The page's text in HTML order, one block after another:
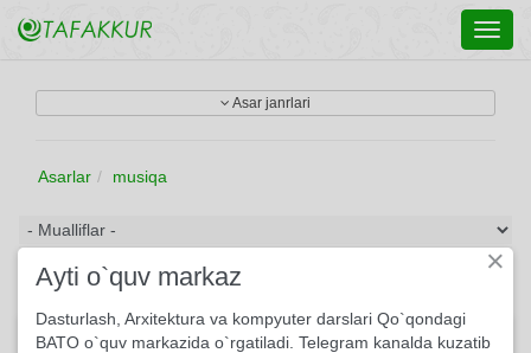
Asar janrlari
Asarlar musiqa
Tungi konsert
×
Ayti o`quv markaz
Dasturlash, Arxitektura va kompyuter darslari Qo`qondagi
BATO o`quv markazida o`rgatiladi. Telegram kanalda kuzatib